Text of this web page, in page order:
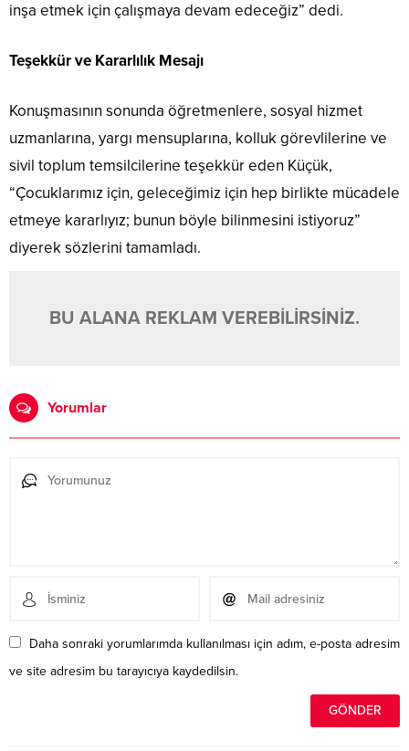
inşa etmek için çalışmaya devam edeceğiz” dedi.
Teşekkür ve Kararlılık Mesajı
Konuşmasının sonunda öğretmenlere, sosyal hizmet
uzmanlarına, yargı mensuplarına, kolluk görevlilerine ve
sivil toplum temsilcilerine teşekkür eden Küçük,
“Çocuklarımız için, geleceğimiz için hep birlikte mücadele
etmeye kararlıyız; bunun böyle bilinmesini istiyoruz”
diyerek sözlerini tamamladı.
BU ALANA REKLAM VEREBİLİRSİNİZ.
Yorumlar
Daha sonraki yorumlarımda kullanılması için adım, e-posta adresim
ve site adresim bu tarayıcıya kaydedilsin.